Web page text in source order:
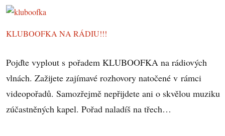
KLUBOOFKA NA RÁDIU!!!
Pojďte vyplout s pořadem KLUBOOFKA na rádiových
vlnách. Zažijete zajímavé rozhovory natočené v rámci
videopořadů. Samozřejmě nepřijdete ani o skvělou muziku
zúčastněných kapel. Pořad naladíš na třech…